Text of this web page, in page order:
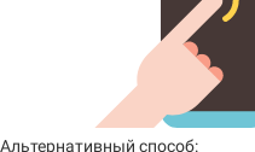
Альтернативный способ: